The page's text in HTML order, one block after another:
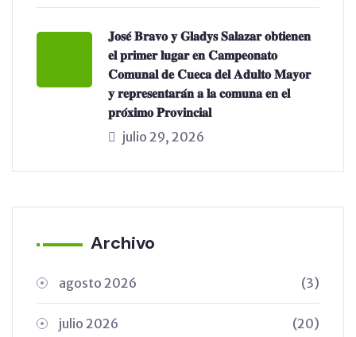
𝐉𝐨𝐬𝐞́ 𝐁𝐫𝐚𝐯𝐨 𝐲 𝐆𝐥𝐚𝐝𝐲𝐬 𝐒𝐚𝐥𝐚𝐳𝐚𝐫 𝐨𝐛𝐭𝐢𝐞𝐧𝐞𝐧
𝐞𝐥 𝐩𝐫𝐢𝐦𝐞𝐫 𝐥𝐮𝐠𝐚𝐫 𝐞𝐧 𝐂𝐚𝐦𝐩𝐞𝐨𝐧𝐚𝐭𝐨
𝐂𝐨𝐦𝐮𝐧𝐚𝐥 𝐝𝐞 𝐂𝐮𝐞𝐜𝐚 𝐝𝐞𝐥 𝐀𝐝𝐮𝐥𝐭𝐨 𝐌𝐚𝐲𝐨𝐫
𝐲 𝐫𝐞𝐩𝐫𝐞𝐬𝐞𝐧𝐭𝐚𝐫𝐚́𝐧 𝐚 𝐥𝐚 𝐜𝐨𝐦𝐮𝐧𝐚 𝐞𝐧 𝐞𝐥
𝐩𝐫𝐨́𝐱𝐢𝐦𝐨 𝐏𝐫𝐨𝐯𝐢𝐧𝐜𝐢𝐚𝐥
julio 29, 2026
Archivo
agosto 2026 (3)
julio 2026 (20)